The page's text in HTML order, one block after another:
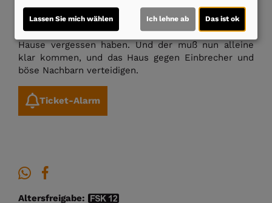
Flugzeug nicht verpassen
wollen. Irgendwo über dem Atlantik stellen sie fest,
daß sie Kevin, den jüngsten Sohn der Familie, zu
Hause vergessen haben. Und der muß nun alleine
klar kommen, und das Haus gegen Einbrecher und
böse Nachbarn verteidigen.
Ticket-Alarm
Altersfreigabe:
Lassen Sie mich wählen Ich lehne ab Das ist ok